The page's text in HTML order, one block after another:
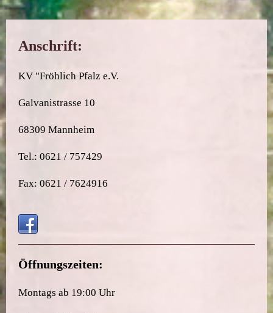
Anschrift:
KV "Fröhlich Pfalz e.V.
Galvanistrasse 10
68309 Mannheim
Tel.: 0621 / 757429
Fax: 0621 / 7624916
Öffnungszeiten:
Montags ab 19:00 Uhr